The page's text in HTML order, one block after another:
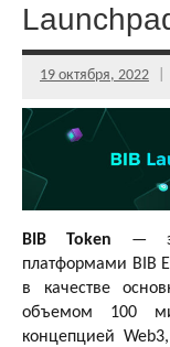
19 октября, 2022
BIB Token —
платформами BIB
в качестве
объемом 100
концепцией